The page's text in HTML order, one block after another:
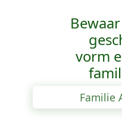
vorm
Familie